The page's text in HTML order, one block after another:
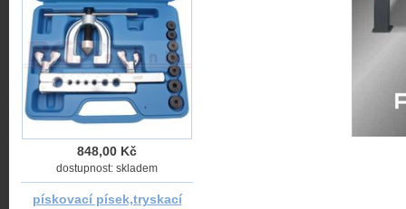
848,00 Kč
dostupnost: skladem
pískovací písek,tryskací